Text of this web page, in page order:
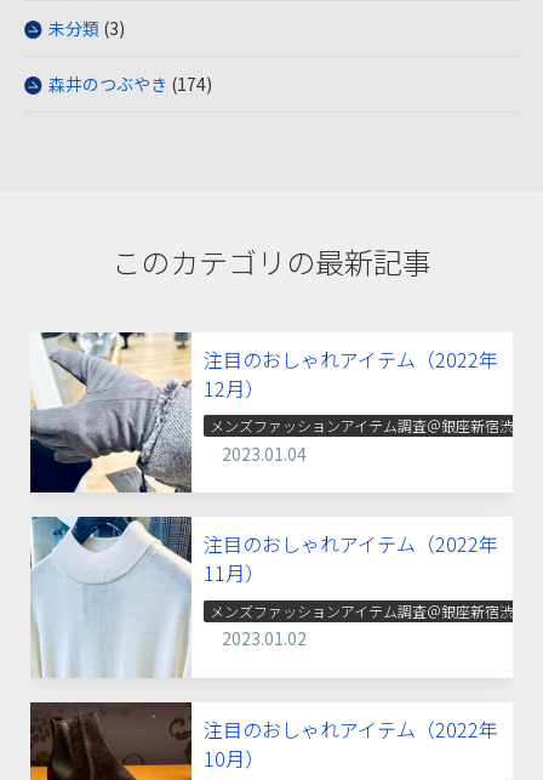
未分類 (3)
森井のつぶやき (174)
このカテゴリの最新記事
注目のおしゃれアイテム（2022年
12月）
メンズファッションアイテム調査＠銀座新宿渋谷
2023.01.04
注目のおしゃれアイテム（2022年
11月）
メンズファッションアイテム調査＠銀座新宿渋谷
2023.01.02
注目のおしゃれアイテム（2022年
10月）